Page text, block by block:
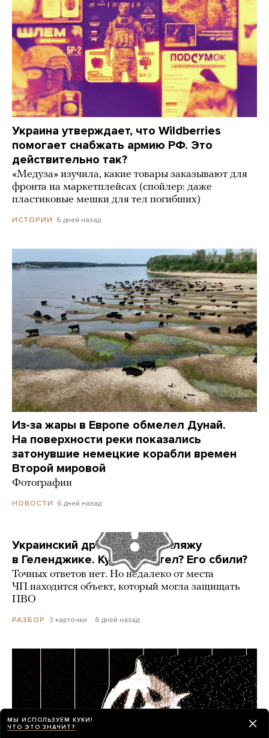
Украина утверждает, что Wildberries
помогает снабжать армию РФ. Это
действительно так?
«Медуза» изучила, какие товары заказывают для
фронта на маркетплейсах (спойлер: даже
пластиковые мешки для тел погибших)
ИСТОРИИ 6 дней назад
Из-за жары в Европе обмелел Дунай.
На поверхности реки показались
затонувшие немецкие корабли времен
Второй мировой
Фотографии
НОВОСТИ 6 дней назад
Украинский дрон попал по пляжу
в Геленджике. Куда он летел? Его сбили?
Точных ответов нет. Но недалеко от места
ЧП находится объект, который могла защищать
ПВО
РАЗБОР 3 карточки 6 дней назад
МЫ ИСПОЛЬЗУЕМ КУКИ!
ЧТО ЭТО ЗНАЧИТ?